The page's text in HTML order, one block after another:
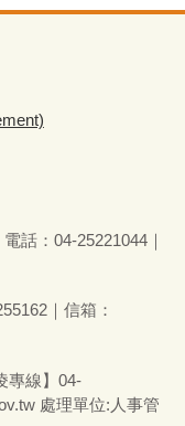
話：04-25221044｜
｜信箱：
專線】04-
處理單位:人事管